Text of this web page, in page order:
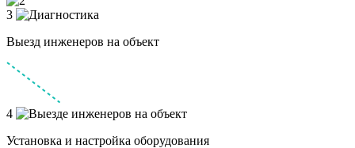
3
Выезд инженеров на объект
4
Установка и настройка оборудования